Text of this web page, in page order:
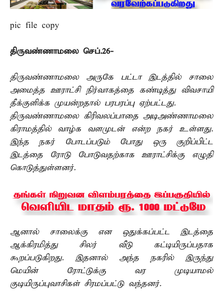
pic file copy
திருவண்ணாமலை செப்.26-
திருவண்ணாமலை அருகே பட்டா இடத்தில் சாலை
அமைத்த ஊராட்சி நிர்வாகத்தை கண்டித்து விவசாயி
தீக்குளிக்க முயன்றதால் பரபரப்பு ஏற்பட்டது.
திருவண்ணாமலை கிரிவலப்பாதை அடிஅண்ணாமலை
கிராமத்தில் வாழ்க வளமுடன் என்ற நகர் உள்ளது.
இந்த நகர் போடப்படும் போது ஒரு குறிப்பிட்ட
இடத்தை ரோடு போடுவதற்காக ஊராட்சிக்கு எழுதி
கொடுத்துள்ளனர்.
ஆனால் சாலைக்கு என ஒதுக்கப்பட்ட இடத்தை
ஆக்கிரமித்து சிலர் வீடு கட்டியிருப்பதாக
கூறப்படுகிறது. இதனால் அந்த நகரில் இருந்து
மெயின் ரோட்டுக்கு வர முடியாமல்
குடியிருப்புவாசிகள் சிரமப்பட்டு வந்தனர்.